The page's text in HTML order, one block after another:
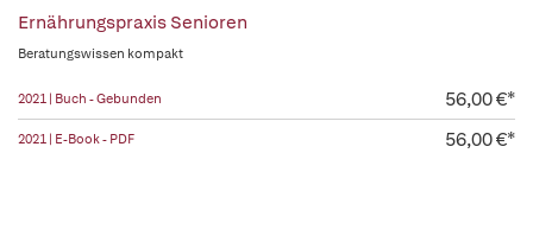
Ernährungspraxis Senioren
Beratungswissen kompakt
2021 | Buch - Gebunden 56,00 €*
2021 | E-Book - PDF 56,00 €*